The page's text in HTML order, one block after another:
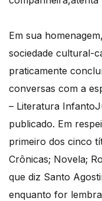
Em sua
sociedade cultural-
praticamente
conversas com a
– Literatura
publicado. Em
primeiro dos cinco
Crônicas; Novela;
que diz Santo
enquanto for